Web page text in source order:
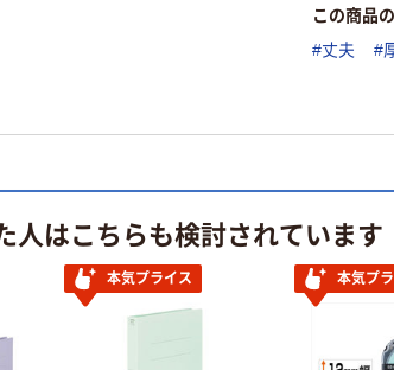
この商品
#丈夫 #
人はこちらも検討されています
本気プライス 本気プ